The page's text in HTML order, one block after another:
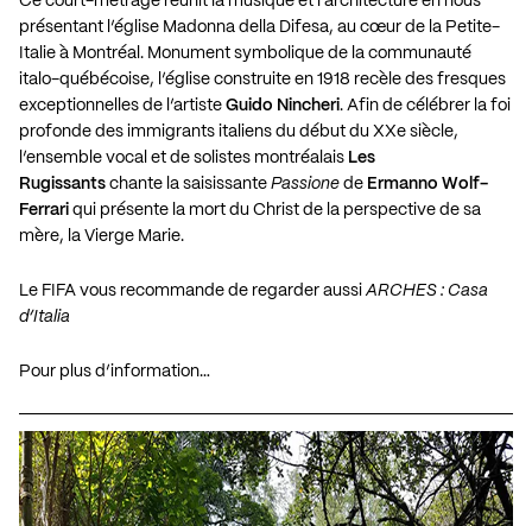
présentant l’église Madonna della Difesa, au cœur de la Petite-
Italie à Montréal. Monument symbolique de la communauté
italo-québécoise, l’église construite en 1918 recèle des fresques
exceptionnelles de l’artiste Guido Nincheri. Afin de célébrer la foi
profonde des immigrants italiens du début du XXe siècle,
l’ensemble vocal et de solistes montréalais Les
Rugissants chante la saisissante Passione de Ermanno Wolf-
Ferrari qui présente la mort du Christ de la perspective de sa
mère, la Vierge Marie.
Le FIFA vous recommande de regarder aussiARCHES : Casa
d’Italia
Pour plus d’information…